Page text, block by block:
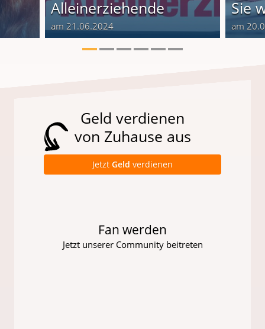
Alleinerziehende
am 21.06.2024
Sie
am
Geld verdienen
von Zuhause aus
Jetzt Geld verdienen
Fan werden
Jetzt unserer Community beitreten